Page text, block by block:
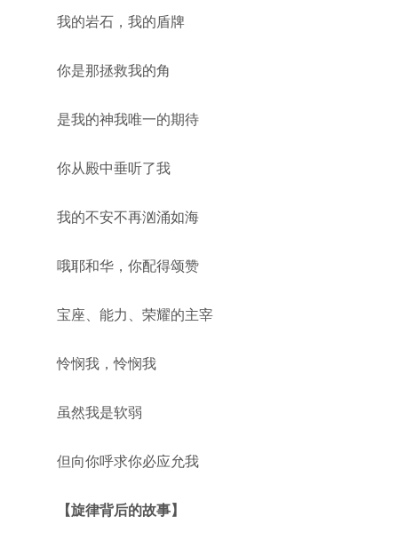
我的岩石，我的盾牌
你是那拯救我的角
是我的神我唯一的期待
你从殿中垂听了我
我的不安不再汹涌如海
哦耶和华，你配得颂赞
宝座、能力、荣耀的主宰
怜悯我，怜悯我
虽然我是软弱
但向你呼求你必应允我
【旋律背后的故事】